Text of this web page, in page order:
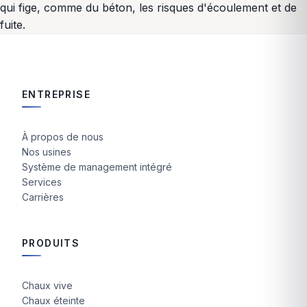
qui fige, comme du béton, les risques d'écoulement et de
fuite.
ENTREPRISE
À propos de nous
Nos usines
Système de management intégré
Services
Carrières
PRODUITS
Chaux vive
Chaux éteinte